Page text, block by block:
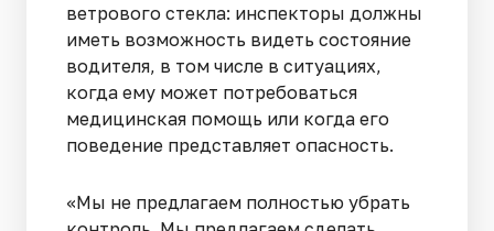
ветрового стекла: инспекторы должны
иметь возможность видеть состояние
водителя, в том числе в ситуациях,
когда ему может потребоваться
медицинская помощь или когда его
поведение представляет опасность.
«Мы не предлагаем полностью убрать